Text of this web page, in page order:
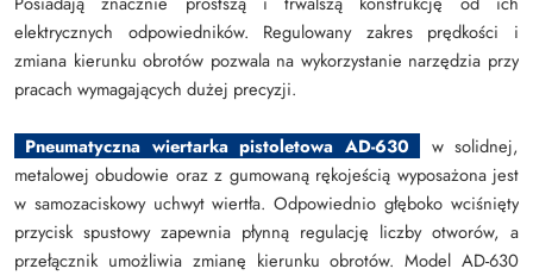
elektrycznych odpowiedników. Regulowany zakres prędkości i
zmiana kierunku obrotów pozwala na wykorzystanie narzędzia przy
pracach wymagających dużej precyzji.
Pneumatyczna wiertarka pistoletowa AD-630
w solidnej,
metalowej obudowie oraz z gumowaną rękojeścią wyposażona jest
w samozaciskowy uchwyt wiertła. Odpowiednio głęboko wciśnięty
przycisk spustowy zapewnia płynną regulację liczby otworów, a
przełącznik umożliwia zmianę kierunku obrotów. Model AD-630